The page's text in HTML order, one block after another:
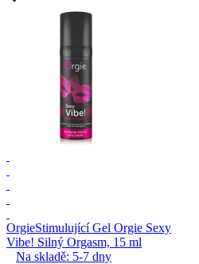
OrgieStimulující Gel Orgie Sexy
Vibe! Silný Orgasm, 15 ml
Na skladě: 5-7 dny